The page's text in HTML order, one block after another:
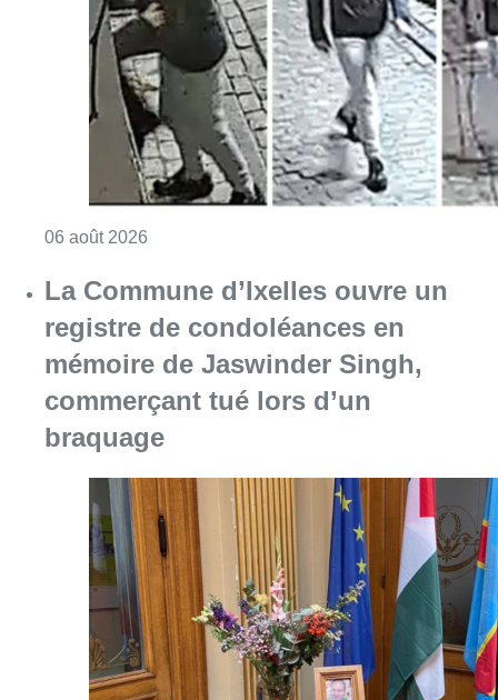
06 août 2026
La Commune d’Ixelles ouvre un
registre de condoléances en
mémoire de Jaswinder Singh,
commerçant tué lors d’un
braquage